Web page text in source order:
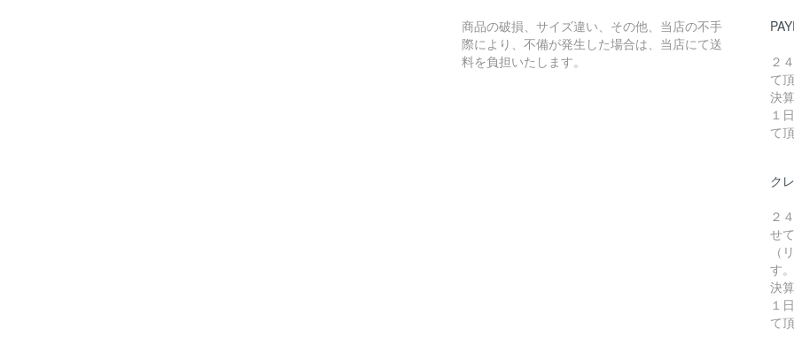
商品の破損、サイズ違い、その他、当店の不手
際により、不備が発生した場合は、当店にて送
料を負担いたします。
２
て
決
１
て
ク
２
せ
（
す。
決
１
て